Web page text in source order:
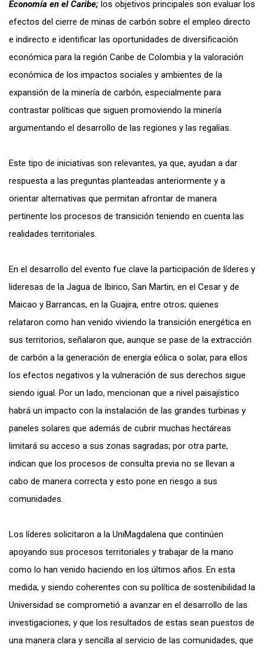
Economía en el Caribe; los objetivos principales son evaluar los
efectos del cierre de minas de carbón sobre el empleo directo
e indirecto e identificar las oportunidades de diversificación
económica para la región Caribe de Colombia y la valoración
económica de los impactos sociales y ambientes de la
expansión de la minería de carbón, especialmente para
contrastar políticas que siguen promoviendo la minería
argumentando el desarrollo de las regiones y las regalías.
Este tipo de iniciativas son relevantes, ya que, ayudan a dar
respuesta a las preguntas planteadas anteriormente y a
orientar alternativas que permitan afrontar de manera
pertinente los procesos de transición teniendo en cuenta las
realidades territoriales.
En el desarrollo del evento fue clave la participación de líderes y
lideresas de la Jagua de Ibirico, San Martin, en el Cesar y de
Maicao y Barrancas, en la Guajira, entre otros; quienes
relataron como han venido viviendo la transición energética en
sus territorios, señalaron que, aunque se pase de la extracción
de carbón a la generación de energía eólica o solar, para ellos
los efectos negativos y la vulneración de sus derechos sigue
siendo igual. Por un lado, mencionan que a nivel paisajístico
habrá un impacto con la instalación de las grandes turbinas y
paneles solares que además de cubrir muchas hectáreas
limitará su acceso a sus zonas sagradas; por otra parte,
indican que los procesos de consulta previa no se llevan a
cabo de manera correcta y esto pone en riesgo a sus
comunidades.
Los líderes solicitaron a la UniMagdalena que continúen
apoyando sus procesos territoriales y trabajar de la mano
como lo han venido haciendo en los últimos años. En esta
medida, y siendo coherentes con su política de sostenibilidad la
Universidad se comprometió a avanzar en el desarrollo de las
investigaciones, y que los resultados de estas sean puestos de
una manera clara y sencilla al servicio de las comunidades, que